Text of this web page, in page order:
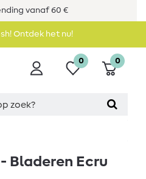
vanaf 60 €
Ontdek het nu!
0 0
Bladeren Ecru